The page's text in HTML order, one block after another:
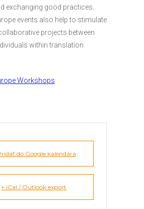
exchanging good practices.
events also help to stimulate
projects between
within translation
Workshops
do Google kalendára
+ iCal / Outlook export